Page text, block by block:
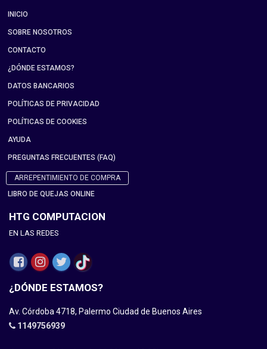
INICIO
SOBRE NOSOTROS
CONTACTO
¿DÓNDE ESTAMOS?
DATOS BANCARIOS
POLÍTICAS DE PRIVACIDAD
POLÍTICAS DE COOKIES
AYUDA
PREGUNTAS FRECUENTES (FAQ)
ARREPENTIMIENTO DE COMPRA
LIBRO DE QUEJAS ONLINE
HTG COMPUTACION
EN LAS REDES
¿DÓNDE ESTAMOS?
Av. Córdoba 4718, Palermo Ciudad de Buenos Aires
1149756939